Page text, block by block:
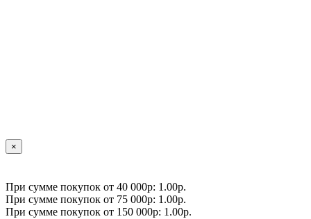
×
При сумме покупок от 40 000р: 1.00р.
При сумме покупок от 75 000р: 1.00р.
При сумме покупок от 150 000р: 1.00р.